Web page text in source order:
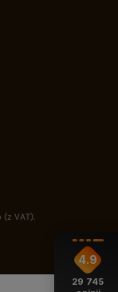
VAT).
4.9
29 745